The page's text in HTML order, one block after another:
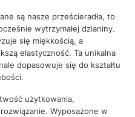
są nasze prześcieradła, to
wytrzymałej dzianiny.
się miękkością, a
elastyczność. Ta unikalna
dopasowuje się do kształtu
użytkowania,
Wyposażone w